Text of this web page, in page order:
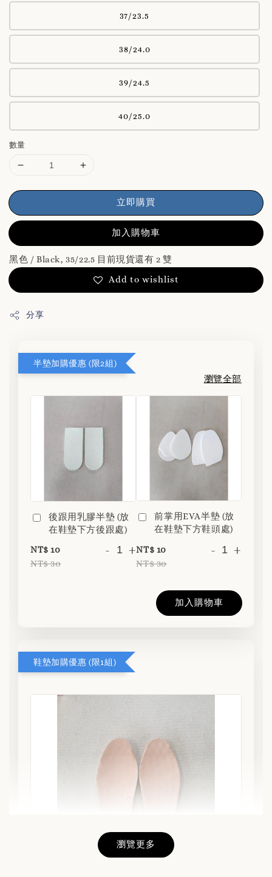
37/23.5
38/24.0
39/24.5
40/25.0
數量
立即購買
加入購物車
黑色 / Black, 35/22.5 目前現貨還有 2 雙
Add to wishlist
分享
半墊加購優惠 (限2組)
瀏覽全部
後跟用乳膠半墊 (放
在鞋墊下方後跟處)
NT$ 10
NT$ 30
- +
前掌用EVA半墊 (放
在鞋墊下方鞋頭處)
NT$ 10
NT$ 30
- +
加入購物車
鞋墊加購優惠 (限1組)
瀏覽更多